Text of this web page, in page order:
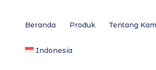
Beranda Produk Tentang
Indonesia